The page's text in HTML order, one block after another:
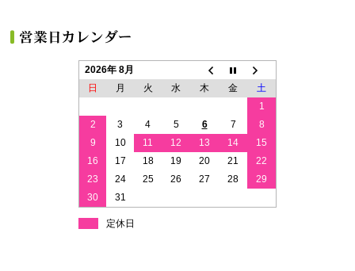
2026年 8月
日
月 火 水 木 金
土
1
2
3 4 5 6 7
8
9
10 11 12 13 14
15
16
17 18 19 20 21
22
23
24 25 26 27 28
29
30
31
定休日